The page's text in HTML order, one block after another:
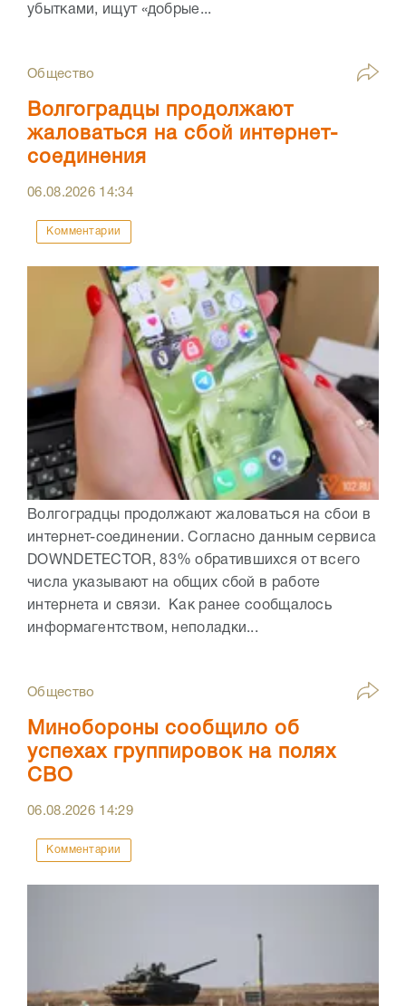
убытками, ищут «добрые...
Общество
Волгоградцы продолжают
жаловаться на сбой интернет-
соединения
06.08.2026 14:34
Комментарии
Волгоградцы продолжают жаловаться на сбои в
интернет-соединении. Согласно данным сервиса
DOWNDETECTOR, 83% обратившихся от всего
числа указывают на общих сбой в работе
интернета и связи. Как ранее сообщалось
информагентством, неполадки...
Общество
Минобороны сообщило об
успехах группировок на полях
СВО
06.08.2026 14:29
Комментарии